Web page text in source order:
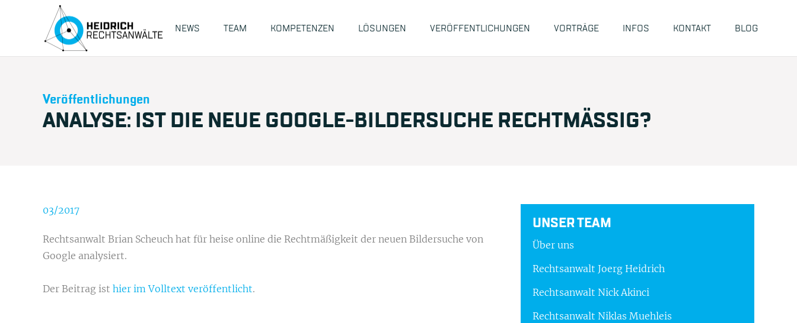
NEWS TEAM KOMPETENZEN LÖSUNGEN VERÖFFENTLICHUNGEN VORTRÄGE INFOS KONTAKT BLOG
Veröffentlichungen
ANALYSE: IST DIE NEUE GOOGLE-BILDERSUCHE RECHTMÄSSIG?
03/2017
Rechtsanwalt Brian Scheuch hat für heise online die Rechtmäßigkeit der neuen Bildersuche von
Google analysiert.
Der Beitrag ist hier im Volltext veröffentlicht.
UNSER TEAM
Über uns
Rechtsanwalt Joerg Heidrich
Rechtsanwalt Nick Akinci
Rechtsanwalt Niklas Muehleis